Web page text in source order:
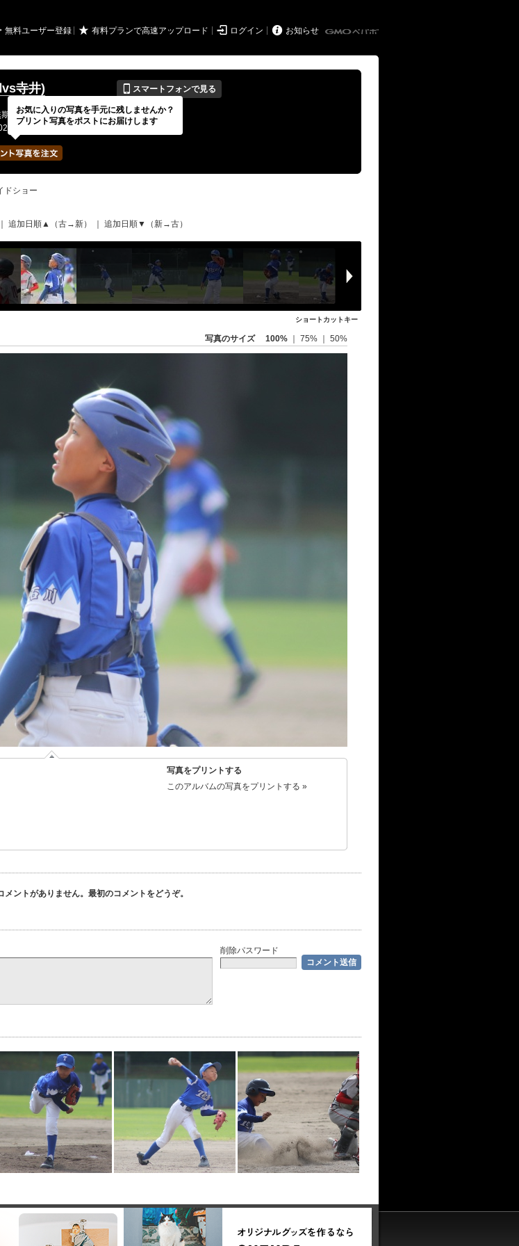
無料ユーザー登録 ★ 有料プランで高速アップロード  ログイン  お知らせ
寺井) 📱 スマートフォンで見る
限 イベントの期間
---
/ 2000枚
ドショー
追加日順▲（古→新） 追加日順▼（新→古）
ショートカットキー
写真のサイズ 100% 75% 50%
写真をプリントする
このアルバムの写真をプリントする »
メントがありません。最初のコメントをどうぞ。
削除パスワード
お気に入りの写真を手元に残しませんか？
プリント写真をポストにお届けします